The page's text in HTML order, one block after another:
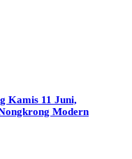
Kamis 11 Juni,
Modern